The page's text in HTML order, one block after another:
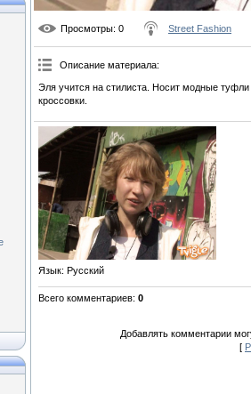
Просмотры: 0 Street Fashion
Описание материала:
Эля учится на стилиста. Носит модные
кроссовки.
Язык: Русский
Всего комментариев: 0
Добавлять комментарии
[